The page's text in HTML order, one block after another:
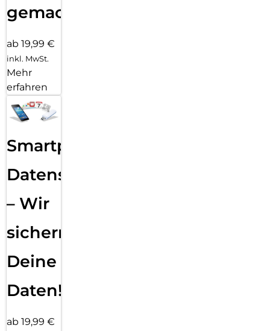
gemacht!
ab 19,99 €
inkl. MwSt.
Mehr
erfahren
Smartphone
Datensicherung
– Wir
sichern
Deine
Daten!
ab 19,99 €